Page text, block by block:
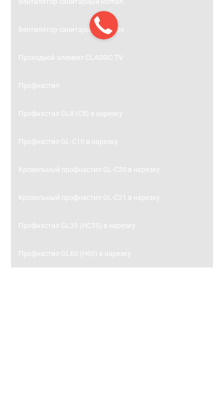
Вентилятор санитарный Stratos
Проходной элемент CLASSIC TV
Профнастил
Профнастил GL8 (С8) в нарезку
Профнастил GL-С10 в нарезку
Кровельный профнастил GL-С20 в нарезку
Кровельный профнастил GL-С21 в нарезку
Профнастил GL35 (НС35) в нарезку
Профнастил GL60 (Н60) в нарезку